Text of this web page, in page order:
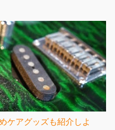
ケアグッズも紹介しよ